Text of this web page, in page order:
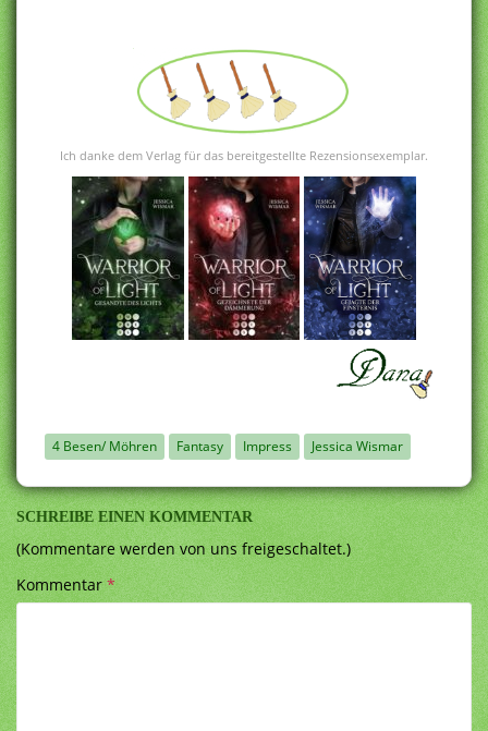
Ich danke dem Verlag für das bereitgestellte Rezensionsexemplar.
4 Besen/ Möhren Fantasy Impress Jessica Wismar
SCHREIBE EINEN KOMMENTAR
(Kommentare werden von uns freigeschaltet.)
Kommentar*